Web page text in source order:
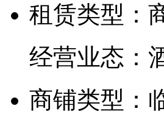
租赁类型：
经营业态：
商铺类型：